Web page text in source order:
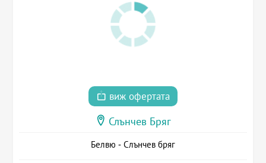
виж офертата
Слънчев Бряг
Белвю - Слънчев бряг